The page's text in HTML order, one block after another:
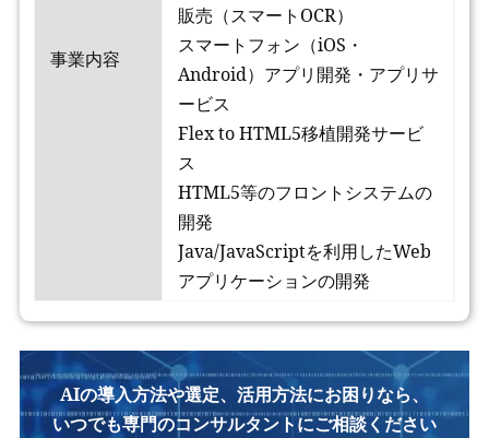
事業内容
販売（スマートOCR）
スマートフォン（iOS・
Android）アプリ開発・アプリサ
ービス
Flex to HTML5移植開発サービ
ス
HTML5等のフロントシステムの
開発
Java/JavaScriptを利用したWeb
アプリケーションの開発
AIの導入方法や選定、活用方法にお困りなら、
いつでも専門のコンサルタントにご相談ください